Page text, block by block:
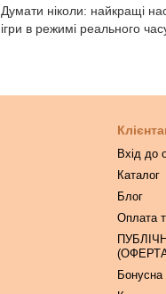
Думати ніколи: найкращі
ігри в режимі реального
Вхід до
Каталог
Блог
Оплата
Бонусна